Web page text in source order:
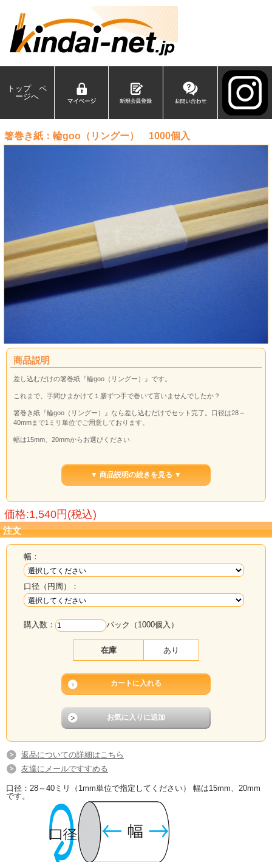
トップ ペ
ージへ
箸巻き紙：輪goo（リングー） 1000個入
商品説明
差し込むだけの箸巻紙『輪goo（リングー）』です。
これまで、手間ひまかけて１膳ずつ手で巻いて言いませんでしたか？
箸巻き紙『輪goo（リングー）』なら差し込むだけでセット完了。口径は28～
40mmまで1ミリ単位でご用意しております。
幅は15mm、20mmからお選びください
お箸の両端が細くなっているタイプのもの（利久箸など）は特にご注意願いま
簡単差し込むだけ！詳しくはこちらから
▼ 商品説明の続きを見る ▼
価格:1,540円(税込)
注文
幅：
口径（円周）：
購入数： パック（1000個入）
在庫 あり
返品についての詳細はこちら
友達にメールですすめる
口径：28～40ミリ（1mm単位で指定してください） 幅は15mm、20mm
です。